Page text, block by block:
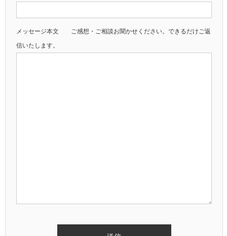
メッセージ本文 ご感想・ご相談お聞かせください。できるだけご返
信いたします。